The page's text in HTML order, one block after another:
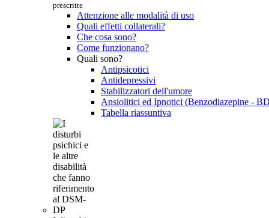
prescritte
Attenzione alle modalità di uso
Quali effetti collaterali?
Che cosa sono?
Come funzionano?
Quali sono?
Antipsicotici
Antidepressivi
Stabilizzatori dell'umore
Ansiolitici ed Ipnotici (Benzodiazepine -
Tabella riassuntiva